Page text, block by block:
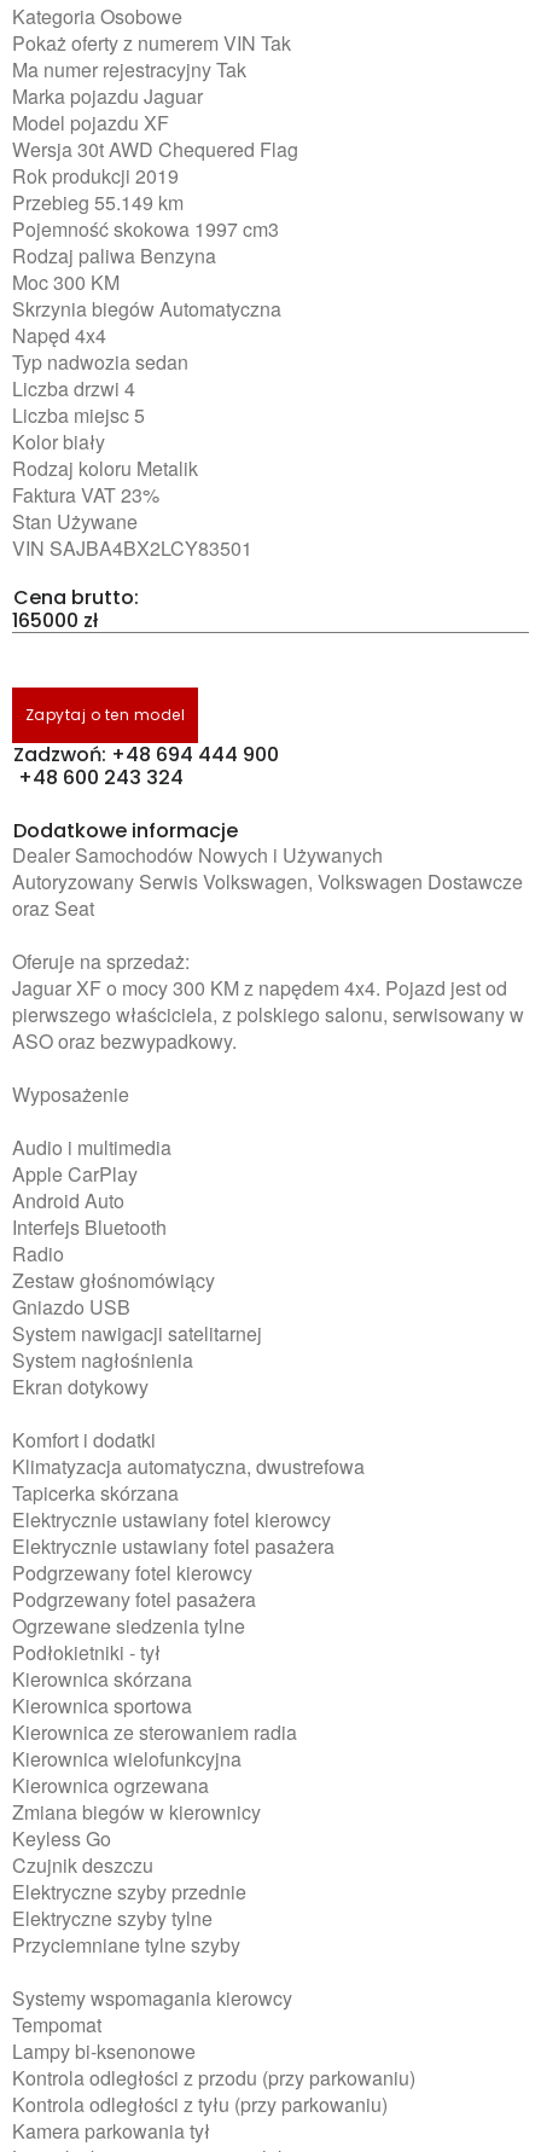
Kategoria Osobowe
Pokaż oferty z numerem VIN Tak
Ma numer rejestracyjny Tak
Marka pojazdu Jaguar
Model pojazdu XF
Wersja 30t AWD Chequered Flag
Rok produkcji 2019
Przebieg 55.149 km
Pojemność skokowa 1997 cm3
Rodzaj paliwa Benzyna
Moc 300 KM
Skrzynia biegów Automatyczna
Napęd 4x4
Typ nadwozia sedan
Liczba drzwi 4
Liczba miejsc 5
Kolor biały
Rodzaj koloru Metalik
Faktura VAT 23%
Stan Używane
VIN SAJBA4BX2LCY83501
Cena brutto:
165000 zł
Zapytaj o ten model
Zadzwoń: +48 694 444 900
+48 600 243 324
Dodatkowe informacje
Dealer Samochodów Nowych i Używanych
Autoryzowany Serwis Volkswagen, Volkswagen Dostawcze
oraz Seat
Oferuje na sprzedaż:
Jaguar XF o mocy 300 KM z napędem 4x4. Pojazd jest od
pierwszego właściciela, z polskiego salonu, serwisowany w
ASO oraz bezwypadkowy.
Wyposażenie
Audio i multimedia
Apple CarPlay
Android Auto
Interfejs Bluetooth
Radio
Zestaw głośnomówiący
Gniazdo USB
System nawigacji satelitarnej
System nagłośnienia
Ekran dotykowy
Komfort i dodatki
Klimatyzacja automatyczna, dwustrefowa
Tapicerka skórzana
Elektrycznie ustawiany fotel kierowcy
Elektrycznie ustawiany fotel pasażera
Podgrzewany fotel kierowcy
Podgrzewany fotel pasażera
Ogrzewane siedzenia tylne
Podłokietniki - tył
Kierownica skórzana
Kierownica sportowa
Kierownica ze sterowaniem radia
Kierownica wielofunkcyjna
Kierownica ogrzewana
Zmiana biegów w kierownicy
Keyless Go
Czujnik deszczu
Elektryczne szyby przednie
Elektryczne szyby tylne
Przyciemniane tylne szyby
Systemy wspomagania kierowcy
Tempomat
Lampy bi-ksenonowe
Kontrola odległości z przodu (przy parkowaniu)
Kontrola odległości z tyłu (przy parkowaniu)
Kamera parkowania tył